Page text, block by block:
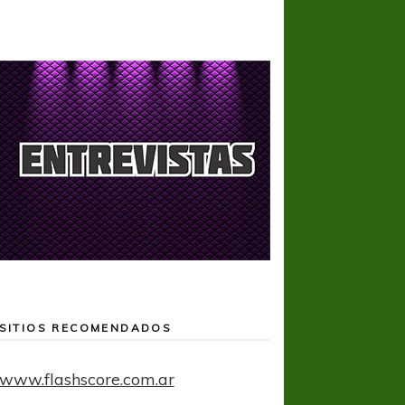
SITIOS RECOMENDADOS
www.flashscore.com.ar